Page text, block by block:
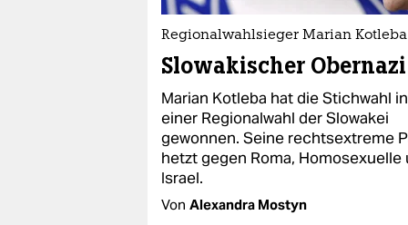
Regionalwahlsieger Marian Kotleba
Slowakischer Obernazi
Marian Kotleba hat die Stichwahl in
einer Regionalwahl der Slowakei
gewonnen. Seine rechtsextreme
hetzt gegen Roma, Homosexuelle
Israel.
Von Alexandra Mostyn